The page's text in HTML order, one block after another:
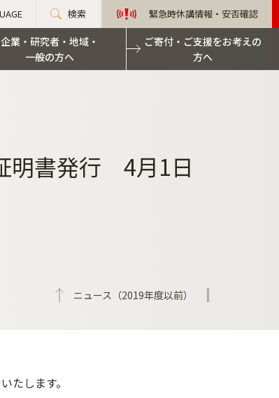
検索 緊急時休講情報・安否確認
企業・研究者・地域・
一般の方へ
ご寄付・ご支援をお考えの
方へ
明書発行 4月1日
ニュース（2019年度以前）
たします。